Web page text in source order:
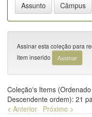
Assinar esta coleção para
item inserido
Coleção's Items
Descendente ordem): 21
< Anterior
Próximo >